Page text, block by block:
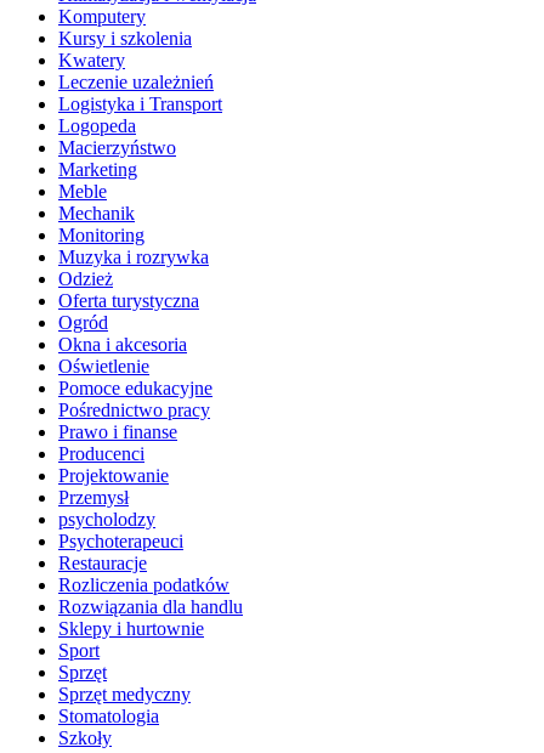
Komputery
Kursy i szkolenia
Kwatery
Leczenie uzależnień
Logistyka i Transport
Logopeda
Macierzyństwo
Marketing
Meble
Mechanik
Monitoring
Muzyka i rozrywka
Odzież
Oferta turystyczna
Ogród
Okna i akcesoria
Oświetlenie
Pomoce edukacyjne
Pośrednictwo pracy
Prawo i finanse
Producenci
Projektowanie
Przemysł
psycholodzy
Psychoterapeuci
Restauracje
Rozliczenia podatków
Rozwiązania dla handlu
Sklepy i hurtownie
Sport
Sprzęt
Sprzęt medyczny
Stomatologia
Szkoły